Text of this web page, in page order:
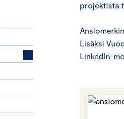
projektista
Lisäksi
LinkedIn-